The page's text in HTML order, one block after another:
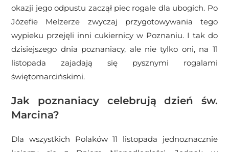
okazji jego odpustu zaczął piec rogale dla ubogich. Po
Józefie Melzerze zwyczaj przygotowywania tego
wypieku przejęli inni cukiernicy w Poznaniu. I tak do
dzisiejszego dnia poznaniacy, ale nie tylko oni, na 11
listopada zajadają się pysznymi rogalami
świętomarcińskimi.
Jak poznaniacy celebrują dzień św.
Marcina?
Dla wszystkich Polaków 11 listopada jednoznacznie